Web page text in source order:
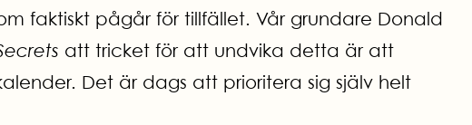
faktiskt pågår för tillfället. Vår grundare Donald
att tricket för att undvika detta är att
Det är dags att prioritera sig själv helt